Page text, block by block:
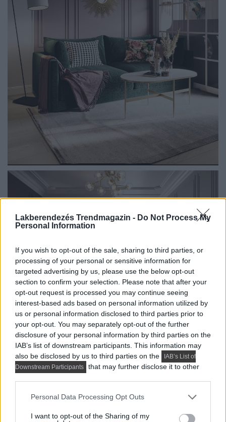
Lakberendezés Trendmagazin - Do Not Process My
Personal Information
If you wish to opt-out of the sale, sharing to third parties, or
processing of your personal or sensitive information for
targeted advertising by us, please use the below opt-out
section to confirm your selection. Please note that after your
opt-out request is processed you may continue seeing
interest-based ads based on personal information utilized by
us or personal information disclosed to third parties prior to
your opt-out. You may separately opt-out of the further
disclosure of your personal information by third parties on the
IAB’s list of downstream participants. This information may
also be disclosed by us to third parties on the
IAB’s List of
Downstream Participants
that may further disclose it to other
Please note that this website/app uses one or more Google
not limited to your visit or usage behaviour. You may click to
Personal Data Processing Opt Outs
I want to opt-out of the Sharing of my